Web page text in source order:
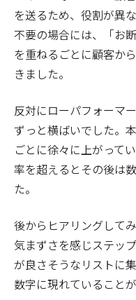
を送るため、役割が異
不要の場合には、「お
を重ねるごとに顧客か
きました。
反対にローパフォーマ
ずっと横ばいでした。
ごとに徐々に上がって
率を超えるとその後は
た。
後からヒアリングして
気まずさを感じステッ
が良さそうなリストに
数字に現れていること